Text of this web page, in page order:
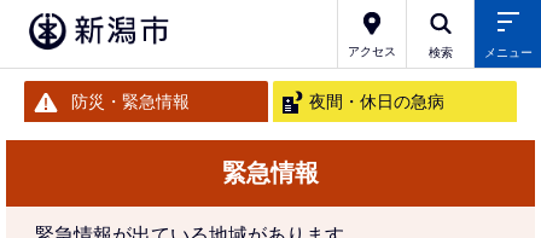
アクセス 検索 メニュー
防災・緊急情報 夜間・休日の急病
緊急情報